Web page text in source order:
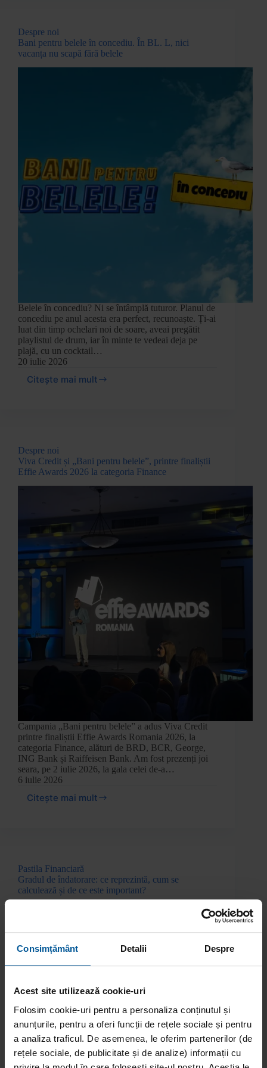
Consimțământ Detalii Despre
Acest site utilizează cookie-uri
Folosim cookie-uri pentru a personaliza conținutul și
anunțurile, pentru a oferi funcții de rețele sociale și pentru
a analiza traficul. De asemenea, le oferim partenerilor (de
rețele sociale, de publicitate și de analize) informații cu
Despre noi
Bani pentru belele în concediu. În BL. L, nici
vacanța nu scapă fără belele
Belele în concediu? Ni se întâmplă tuturor. Planul de
concediu pe anul acesta era perfect, recunoaște. Ți-ai
luat din timp ochelari noi de soare, aveai pregătit
playlistul de drum, iar în minte te vedeai deja pe
plajă, cu un cocktail…
20 iulie 2026
Citește mai mult
Despre noi
Viva Credit și „Bani pentru belele”, printre finaliștii
Effie Awards 2026 la categoria Finance
Campania „Bani pentru belele” a adus Viva Credit
printre finaliștii Effie Awards Romania 2026, la
categoria Finance, alături de BRD, BCR, George,
ING Bank și Raiffeisen Bank. Am fost prezenți joi
seara, pe 2 iulie 2026, la gala celei de-a…
6 iulie 2026
Citește mai mult
Pastila Financiară
Gradul de îndatorare: ce reprezintă, cum se
calculează și de ce este important?